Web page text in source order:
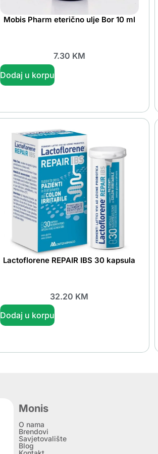
Mobis Pharm eterično ulje Bor 10 ml
7.30 KM
Dodaj u korpu
Lactoflorene REPAIR IBS 30 kapsula
32.20 KM
Dodaj u korpu
Monis
O nama
Brendovi
Savjetovalište
Blog